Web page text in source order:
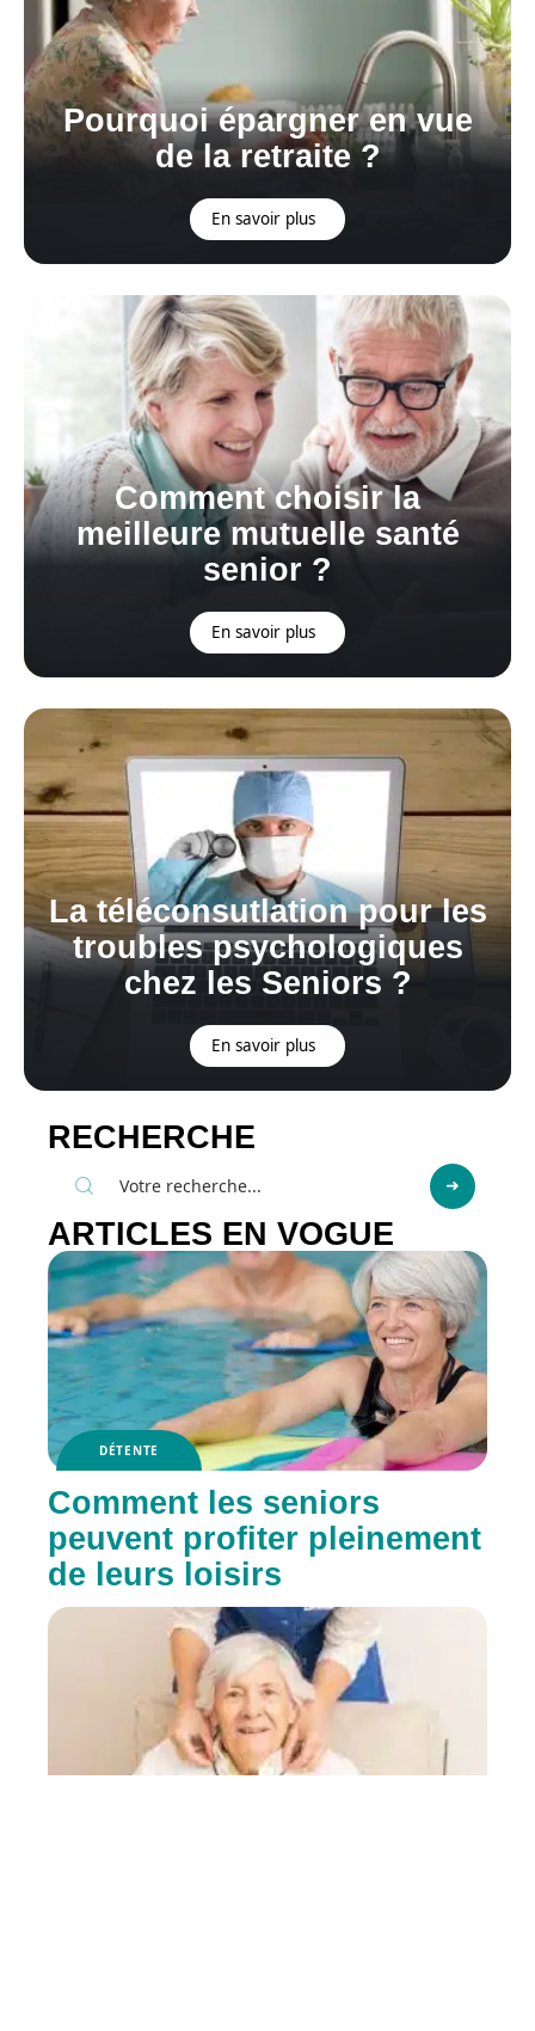
Pourquoi épargner en vue
de la retraite ?
En savoir plus
Comment choisir la
meilleure mutuelle santé
senior ?
En savoir plus
La téléconsutlation pour les
troubles psychologiques
chez les Seniors ?
En savoir plus
RECHERCHE
ARTICLES EN VOGUE
DÉTENTE
Comment les seniors
peuvent profiter pleinement
de leurs loisirs